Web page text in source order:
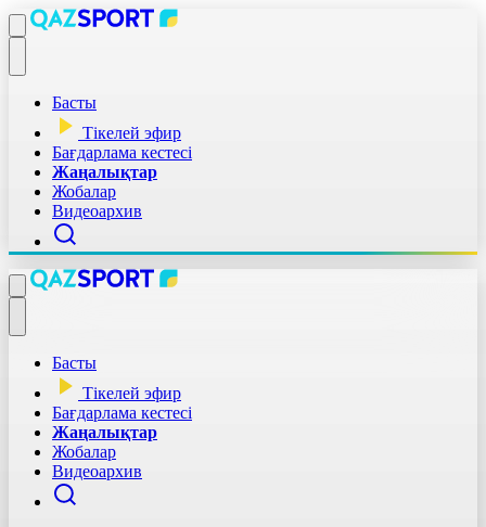
Басты
Тікелей эфир
Бағдарлама кестесі
Жаңалықтар
Жобалар
Видеоархив
Басты
Тікелей эфир
Бағдарлама кестесі
Жаңалықтар
Жобалар
Видеоархив